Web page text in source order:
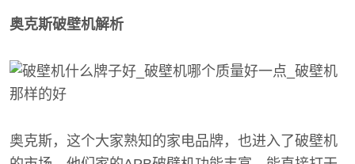
奥克斯破壁机解析
奥克斯，这个大家熟知的家电品牌，也进入了破壁机